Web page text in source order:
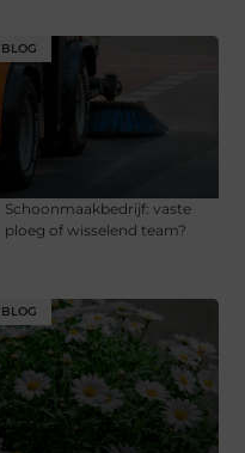
BLOG
Schoonmaakbedrijf: vaste
ploeg of wisselend team?
BLOG